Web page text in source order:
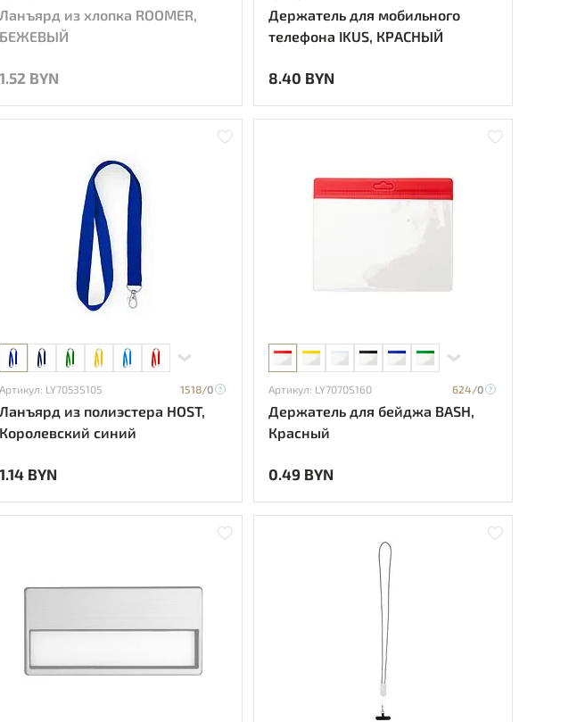
Ланъярд из хлопка ROOMER,
БЕЖЕВЫЙ
1.52 BYN
Держатель для мобильного
телефона IKUS, КРАСНЫЙ
8.40 BYN
Артикул: LY7053S105 1518/0
Ланъярд из полиэстера HOST,
Королевский синий
1.14 BYN
Артикул: LY7070S160 624/0
Держатель для бейджа BASH,
Красный
0.49 BYN